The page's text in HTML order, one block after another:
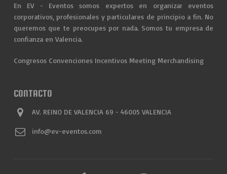
En EV - Eventos somos expertos en organizar eventos
corporativos, profesionales y particulares de principio a fin. No
queremos que te preocupes por nada. Somos tu empresa de
confianza en Valencia.
Congresos Convenciones Incentivos Meeting Merchandising
CONTACTO
AV. REINO DE VALENCIA 69 - 46005 VALENCIA
info@ev-eventos.com